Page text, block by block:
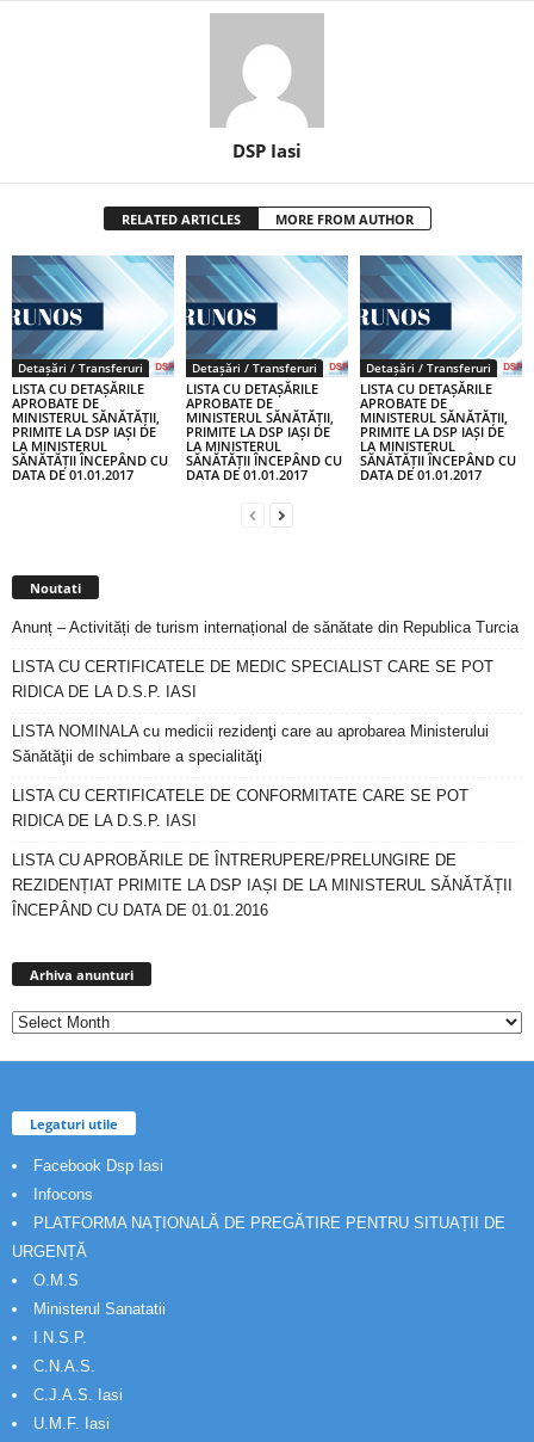
DSP Iasi
RELATED ARTICLES MORE FROM AUTHOR
Detașări / Transferuri
LISTA CU DETAȘĂRILE
APROBATE DE
MINISTERUL SĂNĂTĂȚII,
PRIMITE LA DSP IAȘI DE
LA MINISTERUL
SĂNĂTĂȚII ÎNCEPÂND CU
DATA DE 01.01.2017
Detașări / Transferuri
LISTA CU DETAȘĂRILE
APROBATE DE
MINISTERUL SĂNĂTĂȚII,
PRIMITE LA DSP IAȘI DE
LA MINISTERUL
SĂNĂTĂȚII ÎNCEPÂND CU
DATA DE 01.01.2017
Detașări / Transferuri
LISTA CU DETAȘĂRILE
APROBATE DE
MINISTERUL SĂNĂTĂȚII,
PRIMITE LA DSP IAȘI DE
LA MINISTERUL
SĂNĂTĂȚII ÎNCEPÂND CU
DATA DE 01.01.2017
Noutati
Anunț – Activități de turism internațional de sănătate din Republica Turcia
LISTA CU CERTIFICATELE DE MEDIC SPECIALIST CARE SE POT
RIDICA DE LA D.S.P. IASI
LISTA NOMINALA cu medicii rezidenţi care au aprobarea Ministerului
Sănătăţii de schimbare a specialităţi
LISTA CU CERTIFICATELE DE CONFORMITATE CARE SE POT
RIDICA DE LA D.S.P. IASI
LISTA CU APROBĂRILE DE ÎNTRERUPERE/PRELUNGIRE DE
REZIDENȚIAT PRIMITE LA DSP IAȘI DE LA MINISTERUL SĂNĂTĂȚII
ÎNCEPÂND CU DATA DE 01.01.2016
Arhiva anunturi
Legaturi utile
Facebook Dsp Iasi
Infocons
PLATFORMA NAȚIONALĂ DE PREGĂTIRE PENTRU SITUAȚII DE
URGENȚĂ
O.M.S
Ministerul Sanatatii
I.N.S.P.
C.N.A.S.
C.J.A.S. Iasi
U.M.F. Iasi